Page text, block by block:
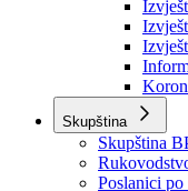
Skupština